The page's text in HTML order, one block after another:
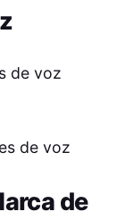
de voz
de voz
de